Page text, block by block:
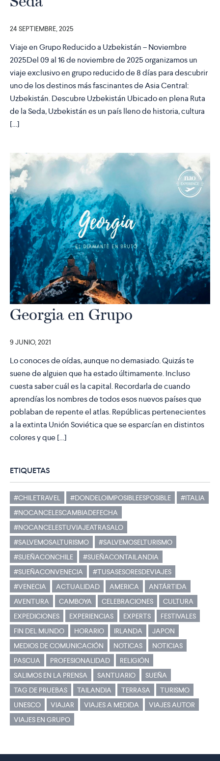
24 SEPTIEMBRE, 2025
Viaje en Grupo Reducido a Uzbekistán – Noviembre
2025Del 09 al 16 de noviembre de 2025 organizamos un
viaje exclusivo en grupo reducido de 8 días para descubrir
uno de los destinos más fascinantes de Asia Central:
Uzbekistán. Descubre Uzbekistán Ubicado en plena Ruta
de la Seda, Uzbekistán es un país lleno de historia, cultura
[…]
Georgia en Grupo
9 JUNIO, 2021
Lo conoces de oídas, aunque no demasiado. Quizás te
suene de alguien que ha estado últimamente. Incluso
cuesta saber cuál es la capital. Recordarla de cuando
aprendías los nombres de todos esos nuevos países que
poblaban de repente el atlas. Repúblicas pertenecientes
a la extinta Unión Soviética que se esparcían en distintos
colores y que […]
ETIQUETAS
#CHILETRAVEL #DONDELOIMPOSIBLEESPOSIBLE
#ITALIA
#NOCANCELESCAMBIADEFECHA
#NOCANCELESTUVIAJEATRASALO
#SALVEMOSALTURISMO
#SALVEMOSELTURISMO
#SUEÑACONCHILE
#SUEÑACONTAILANDIA
#SUEÑACONVENECIA
#TUSASESORESDEVIAJES
#VENECIA
ACTUALIDAD AMERICA
ANTÁRTIDA
AVENTURA
CAMBOYA CELEBRACIONES
CULTURA
EXPEDICIONES
EXPERIENCIAS EXPERTS
FESTIVALES
FIN DEL MUNDO
HORARIO IRLANDA
JAPON
MEDIOS DE COMUNICACIÓN
NOTICAS
NOTICIAS
PASCUA
PROFESIONALIDAD
RELIGIÓN
SALIMOS EN LA PRENSA
SANTUARIO
SUEÑA
TAG DE PRUEBAS
TAILANDIA TERRASA
TURISMO
UNESCO
VIAJAR VIAJES A MEDIDA
VIAJES AUTOR
VIAJES EN GRUPO